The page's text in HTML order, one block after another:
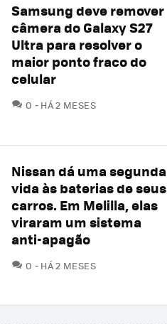
Samsung deve remover
câmera do Galaxy S27
Ultra para resolver o
maior ponto fraco do
celular
0 COMENTÁRIOS
HÁ 2 MESES
Nissan dá uma segunda
vida às baterias de seus
carros. Em Melilla, elas
viraram um sistema
anti-apagão
0 COMENTÁRIOS
HÁ 2 MESES